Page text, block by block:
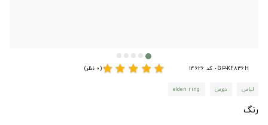
GP-KF836H - کد 14626 star
star
star
star
star(0 نظر)
لباس دورس elden ring
رنگ